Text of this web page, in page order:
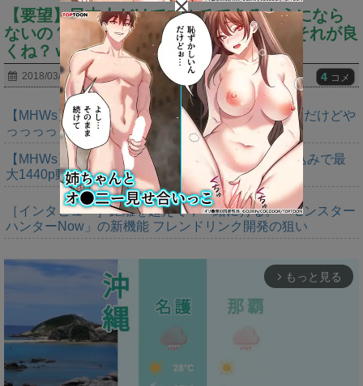
【要望】日本人だけでマルチできるようになら
ないの？外人入るとカオスなんだが…⇐それが良
くね？ｗ
2018/03/30 4 コメ
【MHWs】ゴールドエディションの値段今知ったんだけどや
っっっっっっすwwwww
【MHWs】「Switch2版モンハンワイルズはDLSS込みで最
大1440p動作」
［インタビュー］距離を超えて，一緒に狩る。「モンスター
ハンターNow」の新機能 フレンドリンク開発の狙い
arrow_forward_ios もっと見る